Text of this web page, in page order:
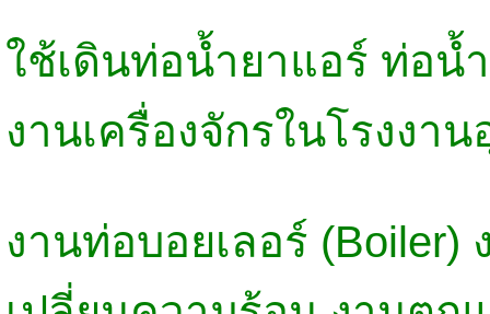
ใช้เดินท่อน้ำยาแอร์ ท่อน้
งานเครื่องจักรในโรงงา
งานท่อบอยเลอร์